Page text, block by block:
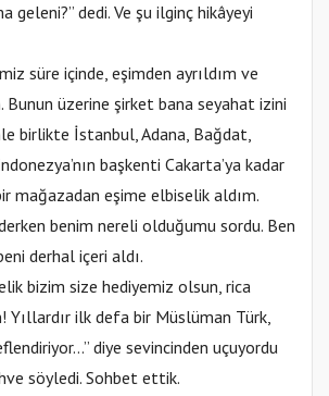
geleni?” dedi. Ve şu ilginç hikâyeyi
süre içinde, eşimden ayrıldım ve
Bunun üzerine şirket bana seyahat izini
birlikte İstanbul, Adana, Bağdat,
başkenti Cakarta’ya kadar
mağazadan eşime elbiselik aldım.
benim nereli olduğumu sordu. Ben
derhal içeri aldı.
bizim size hediyemiz olsun, rica
Yıllardır ilk defa bir Müslüman Türk,
diye sevincinden uçuyordu
söyledi. Sohbet ettik.